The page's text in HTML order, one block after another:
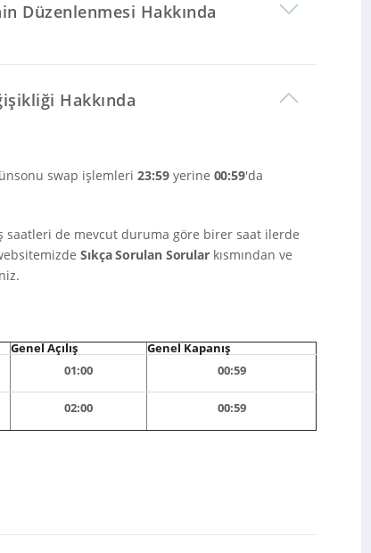
Düzenlenmesi Hakkında
Hakkında
swap işlemleri 23:59yerine 00:59'da
saatleri de mevcut duruma göre birer saat ilerde
Sıkça Sorulan Sorular kısmından ve
Genel Açılış
Genel Kapanış
01:00 00:59
02:00 00:59